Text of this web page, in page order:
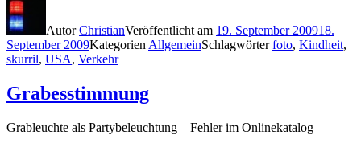
AutorChristianVeröffentlicht am 19. September 200918.
September 2009KategorienAllgemeinSchlagwörterfoto, Kindheit,
skurril, USA, Verkehr
Grabesstimmung
Grableuchte als Partybeleuchtung – Fehler im Onlinekatalog